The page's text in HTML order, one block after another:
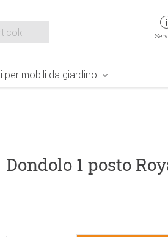
per mobili da giardino
Dondolo 1 posto